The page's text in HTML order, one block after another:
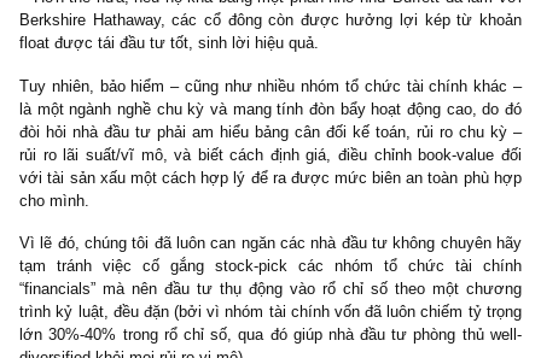
– Bảo hiểm cũng như ngân hàng, là ngành kinh doanh tiền tệ
“unlimited growth” – như đúc kết của cả gia đình ngài Chris
đầu tư nhóm tài chính gần 100 năm